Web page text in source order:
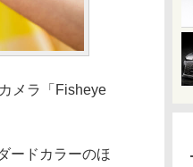
メラ「Fisheye
ードカラーのほ